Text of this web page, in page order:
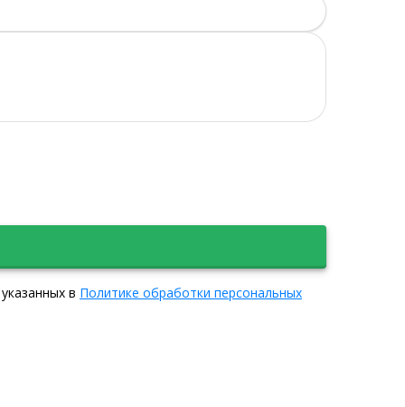
в Политике обработки персональных